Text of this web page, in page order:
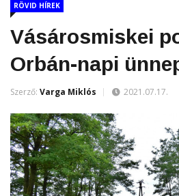
RÖVID HÍREK
Vásárosmiskei
Orbán-napi
Szerző: Varga Miklós 2021.07.17.